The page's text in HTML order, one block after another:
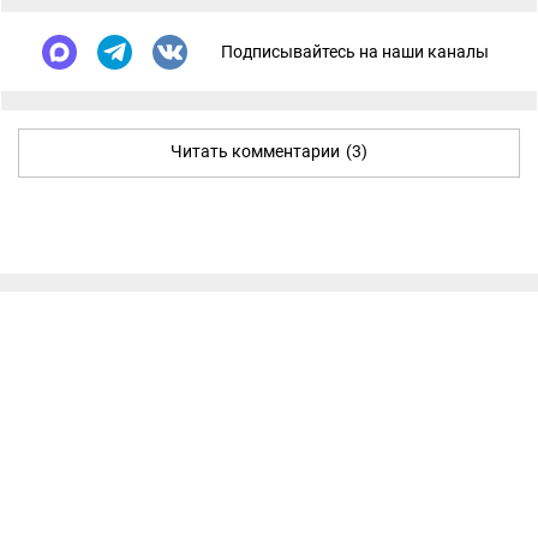
Подписывайтесь на наши каналы
Читать комментарии (3)